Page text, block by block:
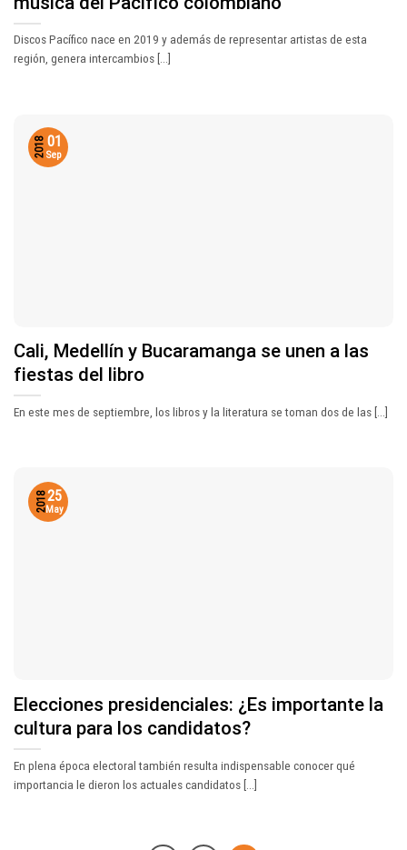
Discos Pacífico nace en 2019 y además de representar artistas de esta
región, genera intercambios [...]
Cali, Medellín y Bucaramanga se unen a las
fiestas del libro
En este mes de septiembre, los libros y la literatura se toman dos de las [...]
01
Sep
2018
Elecciones presidenciales: ¿Es importante la
cultura para los candidatos?
En plena época electoral también resulta indispensable conocer qué
importancia le dieron los actuales candidatos [...]
25
May
2018